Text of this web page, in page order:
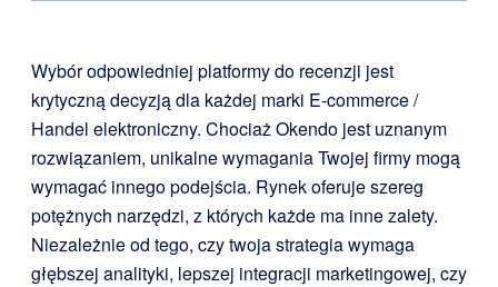
Wybór odpowiedniej platformy do recenzji jest
krytyczną decyzją dla każdej marki E-commerce /
Handel elektroniczny. Chociaż Okendo jest uznanym
rozwiązaniem, unikalne wymagania Twojej firmy mogą
wymagać innego podejścia. Rynek oferuje szereg
potężnych narzędzi, z których każde ma inne zalety.
Niezależnie od tego, czy twoja strategia wymaga
głębszej analityki, lepszej integracji marketingowej, czy